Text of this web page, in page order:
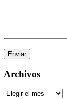
Archivos
Archivos